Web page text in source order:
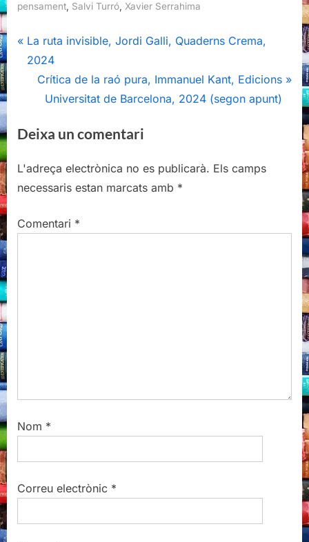
pensament Salvi Turró Xavier Serrahima
Navegació
d'entrades
P
r
o
s
P
s
La ruta invisible, Jordi Galli, Quaderns Crema,
2024
N
t
o
s
:
Crítica de la raó pura, Immanuel Kant, Edicions
Universitat de Barcelona, 2024 (segon apunt)
Deixa un comentari
L'adreça electrònica no es publicarà. Els camps
necessaris estan marcats amb *
Comentari *
Nom *
Correu electrònic *